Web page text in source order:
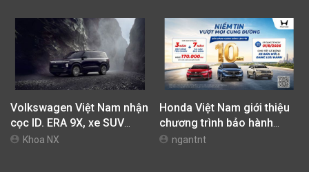
Volkswagen Việt Nam nhận
cọc ID. ERA 9X, xe SUV
EREV dự kiến giá dưới 3 tỷ
Khoa NX
Honda Việt Nam giới thiệu
chương trình bảo hành
chính hãng lên tới 10 năm
ngantnt